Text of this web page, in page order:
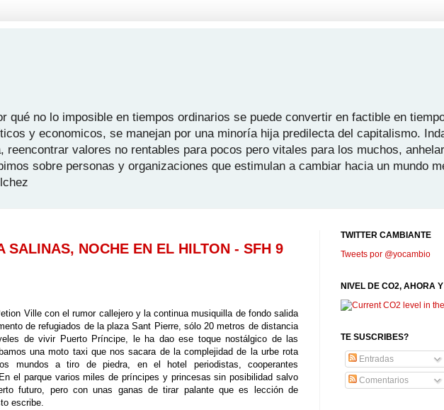
qué no lo imposible en tiempos ordinarios se puede convertir en factible en
y economicos, se manejan por una minoría hija predilecta del capitalismo.
reencontrar valores no rentables para pocos pero vitales para los muchos,
sobre personas y organizaciones que estimulan a cambiar hacia un mundo
SALINAS, NOCHE EN EL HILTON - SFH 9
Ville con el rumor callejero y la continua musiquilla de fondo salida
de refugiados de la plaza Sant Pierre, sólo 20 metros de distancia
de vivir Puerto Príncipe, le ha dao ese toque nostálgico de las
una moto taxi que nos sacara de la complejidad de la urbe rota
mundos a tiro de piedra, en el hotel periodistas, cooperantes
el parque varios miles de príncipes y princesas sin posibilidad salvo
futuro, pero con unas ganas de tirar palante que es lección de
escribe.
TWITTER CAMBIANTE
Tweets por @yocambio
NIVEL DE CO2, AHORA
TE SUSCRIBES?
Entradas
Comentarios